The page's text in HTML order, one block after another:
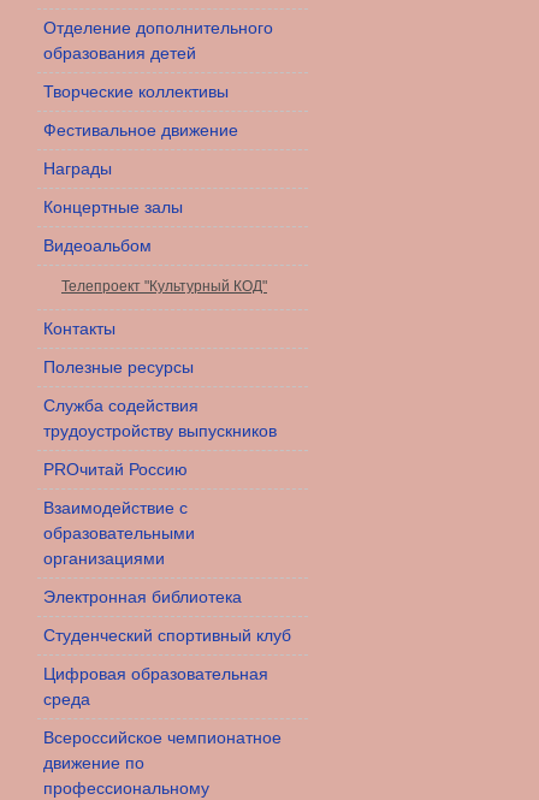
Отделение дополнительного
образования детей
Творческие коллективы
Фестивальное движение
Награды
Концертные залы
Видеоальбом
Телепроект "Культурный КОД"
Контакты
Полезные ресурсы
Служба содействия
трудоустройству выпускников
PROчитай Россию
Взаимодействие с
образовательными
организациями
Электронная библиотека
Студенческий спортивный клуб
Цифровая образовательная
среда
Всероссийское чемпионатное
движение по
профессиональному